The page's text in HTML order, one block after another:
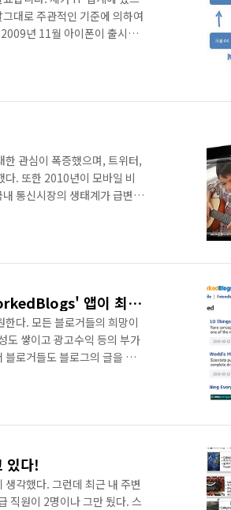
대로 주관적인 기준에 의하여
년 11월 아이폰이 출시되
용자가 늘어나면서 관련 산
수많은 세미나가 개최되고 있
관심이 폭증했으며, 트위터,
다. 또한 2010년이 모바일 비
통신시장의 생태계가 급변하
다면 이제는 소셜미디어를
델이 나타날 것으로 전망된다.
페이스북으로 블로그글을 보내고자 한다면 'NetworkedBlogs' 앱이 최고!
다. 모든 블로거들의 희망이
도 쌓이고 광고수익 등의 부가
블로거들도 블로그의 글을 페
다. 페이스북에 블로그글을
게 되기 때문에 문제점이 많
있다!
각했다. 그런데 최근 내 주변
직원이 2명이나 그만 뒀다. 스